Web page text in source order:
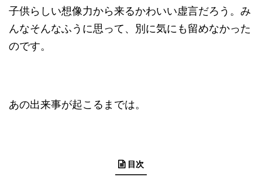
子供らしい想像力から来るかわいい虚言だろう。み
んなそんなふうに思って、別に気にも留めなかった
のです。
あの出来事が起こるまでは。
目次